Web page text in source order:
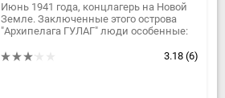
Июнь 1941 года, концлагерь на Новой
Земле. Заключенные этого острова
"Архипелага ГУЛАГ" люди особенные:
парапсихологи из спецотдела НКВД –...
3.18 (6)